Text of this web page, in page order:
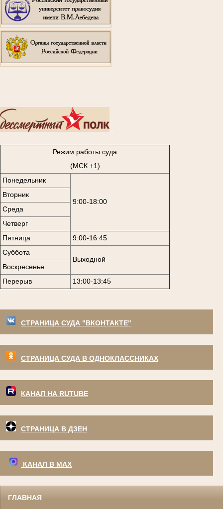
Режим работы суда
(МСК +1)
Понедельник
9:00-18:00
Вторник
Среда
Четверг
Пятница
9:00-16:45
Суббота
Выходной
Воскресенье
Перерыв
13:00-13:45
СТРАНИЦА СУДА "ВКОНТАКТЕ"
СТРАНИЦА СУДА В ОДНОКЛАССНИКАХ
КАНАЛ НА RUTUBE
СТРАНИЦА В ДЗЕН
КАНАЛ В МАХ
ГЛАВНАЯ